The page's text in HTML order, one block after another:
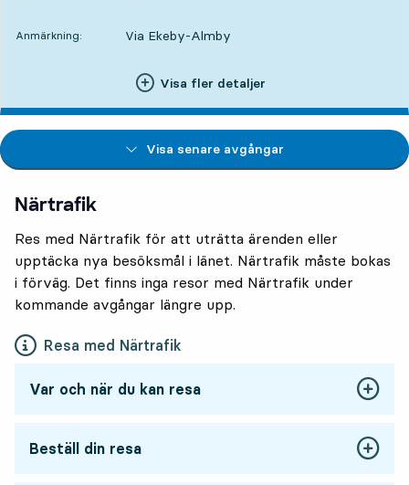
Anmärkning: Via Ekeby-Almby
Visa fler detaljer
Visa senare avgångar
Närtrafik
Res med Närtrafik för att uträtta ärenden eller
upptäcka nya besöksmål i länet. Närtrafik måste bokas
i förväg. Det finns inga resor med Närtrafik under
kommande avgångar längre upp.
Resa med Närtrafik
Var och när du kan resa
Beställ din resa